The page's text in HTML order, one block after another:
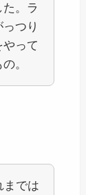
。ラ
つり
って
。
までは